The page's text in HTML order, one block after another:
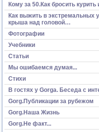
Кому за 50.Как бросить
Как выжить в экстремальных
крыша над головой…
Фотографии
Учебники
Статьи
Мы ошибаемся думая...
Стихи
В гостях у Gorga. Беседа с
Gorg.Публикации за рубежом
Gorg.Наша Жизнь
Gorg.Не факт...